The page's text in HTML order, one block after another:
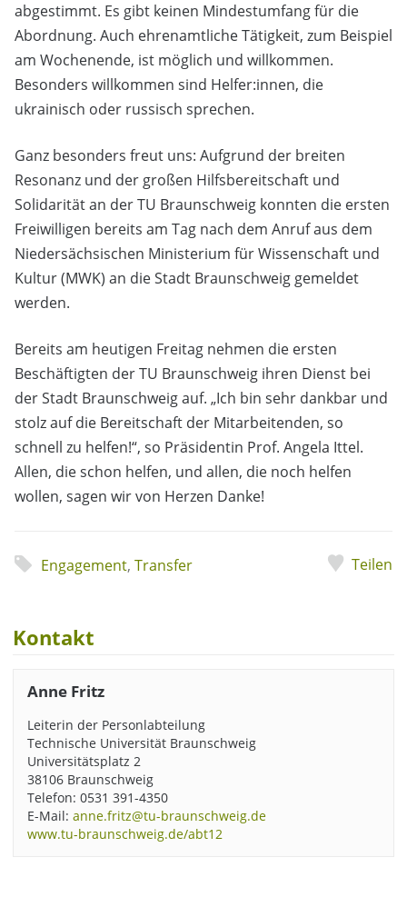
abgestimmt. Es gibt keinen Mindestumfang für die
Abordnung. Auch ehrenamtliche Tätigkeit, zum Beispiel
am Wochenende, ist möglich und willkommen.
Besonders willkommen sind Helfer:innen, die
ukrainisch oder russisch sprechen.
Ganz besonders freut uns: Aufgrund der breiten
Resonanz und der großen Hilfsbereitschaft und
Solidarität an der TU Braunschweig konnten die ersten
Freiwilligen bereits am Tag nach dem Anruf aus dem
Niedersächsischen Ministerium für Wissenschaft und
Kultur (MWK) an die Stadt Braunschweig gemeldet
werden.
Bereits am heutigen Freitag nehmen die ersten
Beschäftigten der TU Braunschweig ihren Dienst bei
der Stadt Braunschweig auf. „Ich bin sehr dankbar und
stolz auf die Bereitschaft der Mitarbeitenden, so
schnell zu helfen!“, so Präsidentin Prof. Angela Ittel.
Allen, die schon helfen, und allen, die noch helfen
wollen, sagen wir von Herzen Danke!
Engagement, Transfer Teilen
Kontakt
Anne Fritz
Leiterin der Personlabteilung
Technische Universität Braunschweig
Universitätsplatz 2
38106 Braunschweig
Telefon: 0531 391-4350
E-Mail: anne.fritz@tu-braunschweig.de
www.tu-braunschweig.de/abt12